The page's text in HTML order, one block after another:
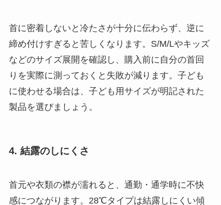
首に密着しないと冷たさが十分に伝わらず、逆に
締め付けすぎると苦しくなります。S/M/Lやキッズ
などのサイズ展開を確認し、購入前に自分の首回
りを実際に測っておくと失敗が減ります。子ども
に使わせる場合は、子ども用サイズが明記された
製品を選びましょう。
4. 結露のしにくさ
首元や衣類の襟が濡れると、通勤・通学時に不快
感につながります。28℃タイプは結露しにくい傾